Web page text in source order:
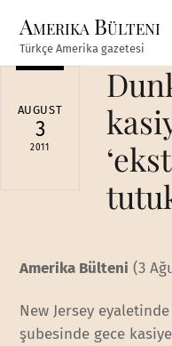
content
Amerika Bülteni
Türkçe Amerika gazetesi
AUGUST
3
2011
Amerika Bülteni (3
New Jersey
şubesinde gece